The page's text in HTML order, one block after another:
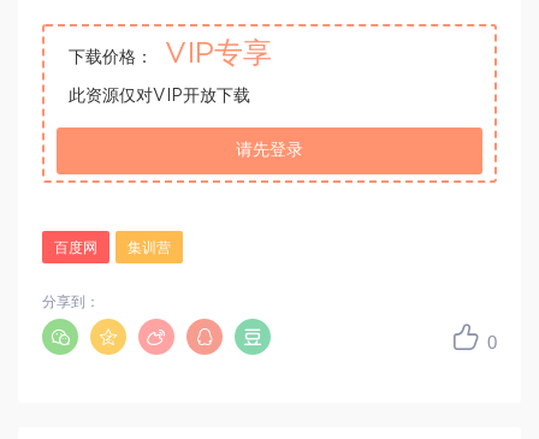
下载价格： VIP专享
此资源仅对VIP开放下载
请先登录
百度网 集训营
0
分享到：